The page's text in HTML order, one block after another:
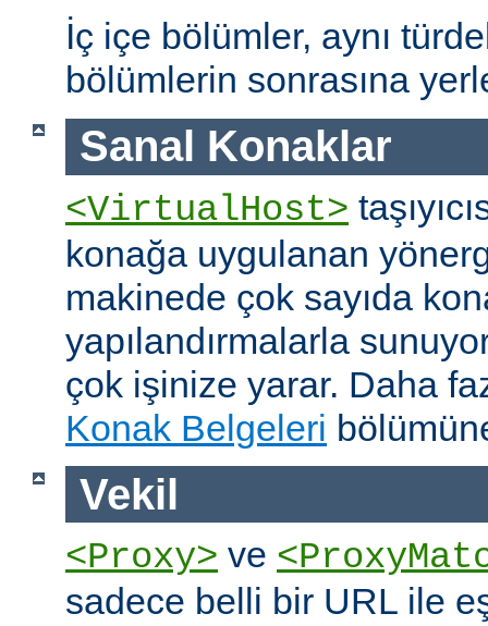
İç içe bölümler, aynı
bölümlerin sonrasına
Sanal Konaklar
<VirtualHost>
konağa uygulanan
makinede çok sayıda
yapılandırmalarla
çok işinize yarar. Daha
Konak Belgeleri
Vekil
<Proxy> ve
sadece belli bir URL ile